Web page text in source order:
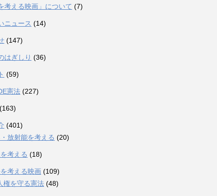
考える映画」について (7)
ニュース (14)
(147)
はぎしり (36)
(59)
憲法 (227)
(401)
放射能を考える (20)
考える (18)
考える映画 (109)
権を守る憲法 (48)